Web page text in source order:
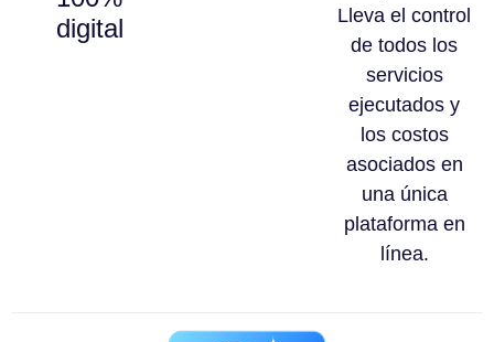
digital
Lleva el control
de todos los
servicios
ejecutados y
los costos
asociados en
una única
plataforma en
línea.